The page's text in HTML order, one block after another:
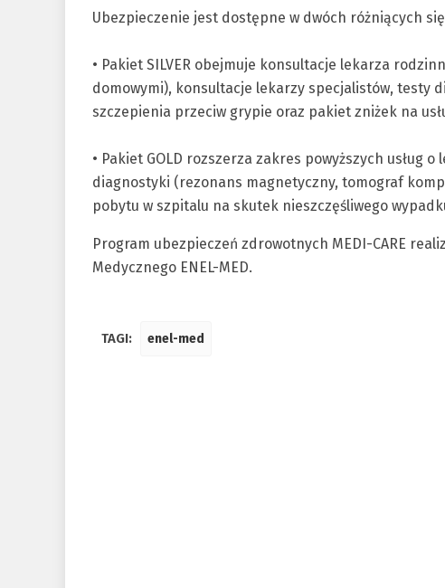
Ubezpieczenie jest dostępne w dwóch różniących się
• Pakiet SILVER obejmuje konsultacje lekarza
domowymi), konsultacje lekarzy specjalistów, testy
szczepienia przeciw grypie oraz pakiet zniżek na
• Pakiet GOLD rozszerza zakres powyższych usług
diagnostyki (rezonans magnetyczny, tomograf
pobytu w szpitalu na skutek nieszczęśliwego
Program ubezpieczeń zdrowotnych MEDI-CARE
Medycznego ENEL-MED.
TAGI: enel-med